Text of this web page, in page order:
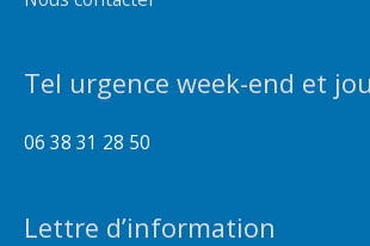
Tel urgence week-end et
06 38 31 28 50
Lettre d’information